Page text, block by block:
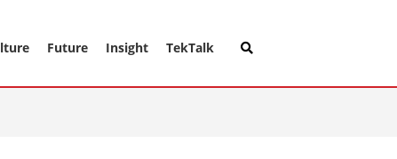
Future Insight TekTalk